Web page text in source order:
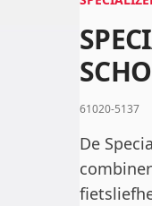
61020-5137
De
Wachtwoord vergeten?